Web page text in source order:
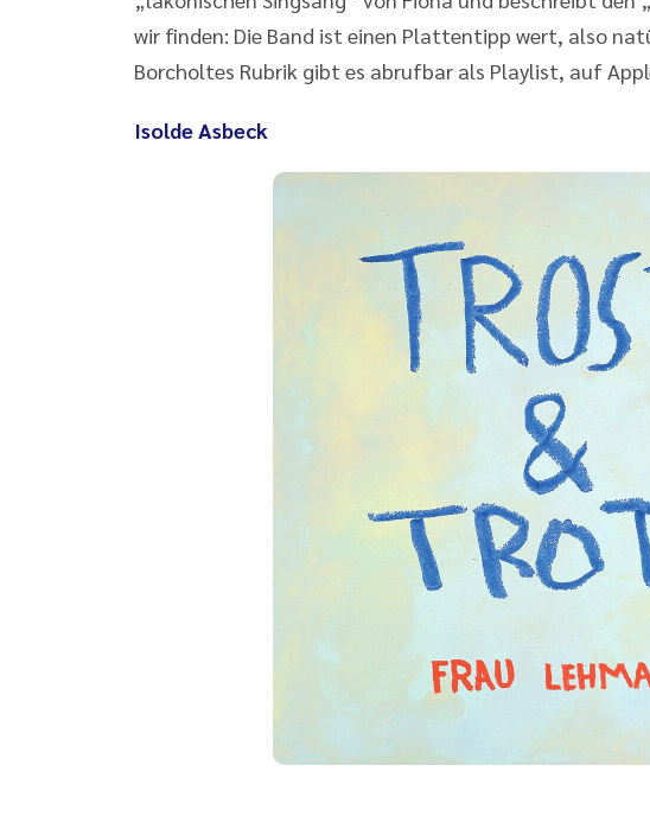
wir finden: Die Band ist einen Plattentipp wert, also
Borcholtes Rubrik gibt es abrufbar als Playlist, auf
Isolde Asbeck